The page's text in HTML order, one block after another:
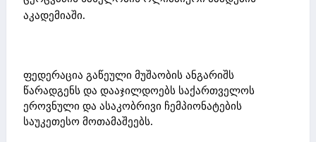
აკადემიაში.
ფედერაცია გაწეული მუშაობის ანგარიშს
წარადგენს და დააჯილდოებს საქართველოს
ეროვნული და ასაკობრივი ჩემპიონატების
საუკეთესო მოთამაშეებს.